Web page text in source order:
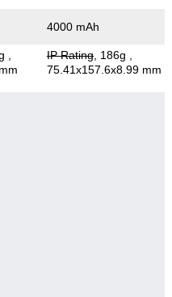
4000 mAh
IP Rating, 186g
75.41x157.6x8.99 mm